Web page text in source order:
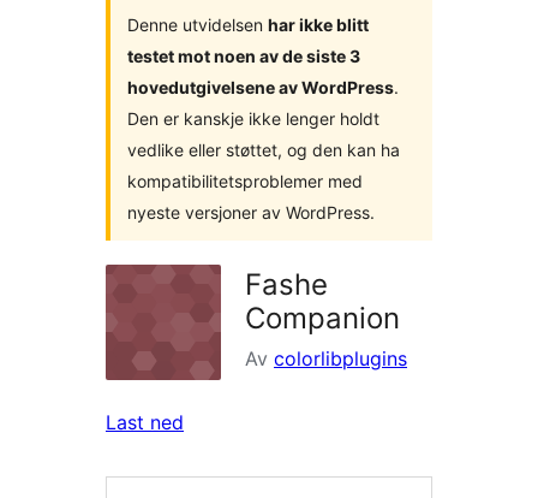
Denne utvidelsen har ikke blitt
testet mot noen av de siste 3
hovedutgivelsene av WordPress.
Den er kanskje ikke lenger holdt
vedlike eller støttet, og den kan ha
kompatibilitetsproblemer med
nyeste versjoner av WordPress.
Fashe
Companion
Av colorlibplugins
Last ned